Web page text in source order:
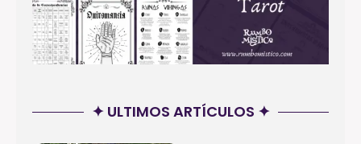
✦ ULTIMOS ARTÍCULOS ✦